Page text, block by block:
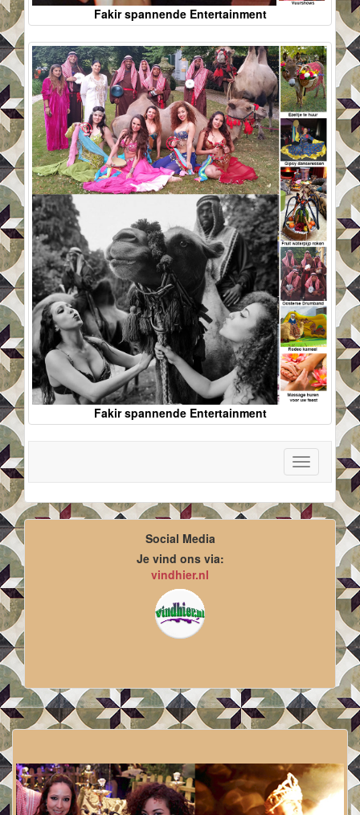
Fakir spannende Entertainment
Fakir spannende Entertainment
Toggle
navigation
Social Media
Je vind ons via:
vindhier.nl